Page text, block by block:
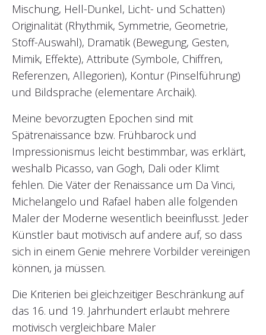
Mischung, Hell-Dunkel, Licht- und Schatten)
Originalität (Rhythmik, Symmetrie, Geometrie,
Stoff-Auswahl), Dramatik (Bewegung, Gesten,
Mimik, Effekte), Attribute (Symbole, Chiffren,
Referenzen, Allegorien), Kontur (Pinselführung)
und Bildsprache (elementare Archaik).
Meine bevorzugten Epochen sind mit
Spätrenaissance bzw. Frühbarock und
Impressionismus leicht bestimmbar, was erklärt,
weshalb Picasso, van Gogh, Dali oder Klimt
fehlen. Die Väter der Renaissance um Da Vinci,
Michelangelo und Rafael haben alle folgenden
Maler der Moderne wesentlich beeinflusst. Jeder
Künstler baut motivisch auf andere auf, so dass
sich in einem Genie mehrere Vorbilder vereinigen
können, ja müssen.
Die Kriterien bei gleichzeitiger Beschränkung auf
das 16. und 19. Jahrhundert erlaubt mehrere
motivisch vergleichbare Maler